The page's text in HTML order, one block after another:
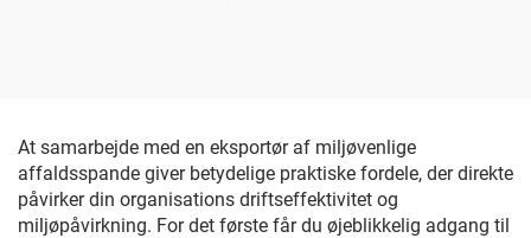
At samarbejde med en eksportør af miljøvenlige
affaldsspande giver betydelige praktiske fordele, der direkte
påvirker din organisations driftseffektivitet og
miljøpåvirkning. For det første får du øjeblikkelig adgang til